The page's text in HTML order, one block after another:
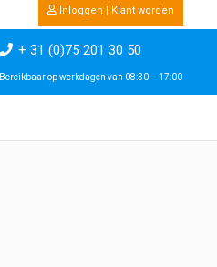
Inloggen | Klant worden
+ 31 (0)75 201 30 50
Bereikbaar op werkdagen van 08:30 – 17:00